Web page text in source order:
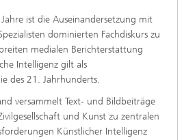
ist die Auseinandersetzung mit
dominierten Fachdiskurs zu
medialen Berichterstattung
Intelligenz gilt als
des 21. Jahrhunderts.
versammelt Text- und Bildbeiträge
und Kunst zu zentralen
Künstlicher Intelligenz